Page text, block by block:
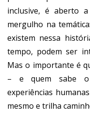
inclusive, é aberto
mergulho na
existem nessa
tempo, podem ser
Mas o importante é
– e quem sabe o
experiências
mesmo e trilha